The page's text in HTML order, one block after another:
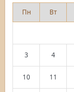
Пн
Вт
3 4
10 11